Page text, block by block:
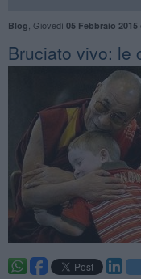
Blog Giovedì 05 Febbraio 2015
Bruciato vivo: le